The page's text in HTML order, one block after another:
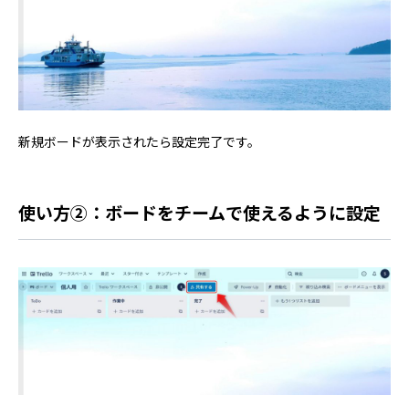
新規ボードが表示されたら設定完了です。
使い方②：ボードをチームで使えるように設定